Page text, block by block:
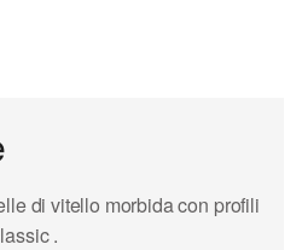
di vitello morbida con profili
.